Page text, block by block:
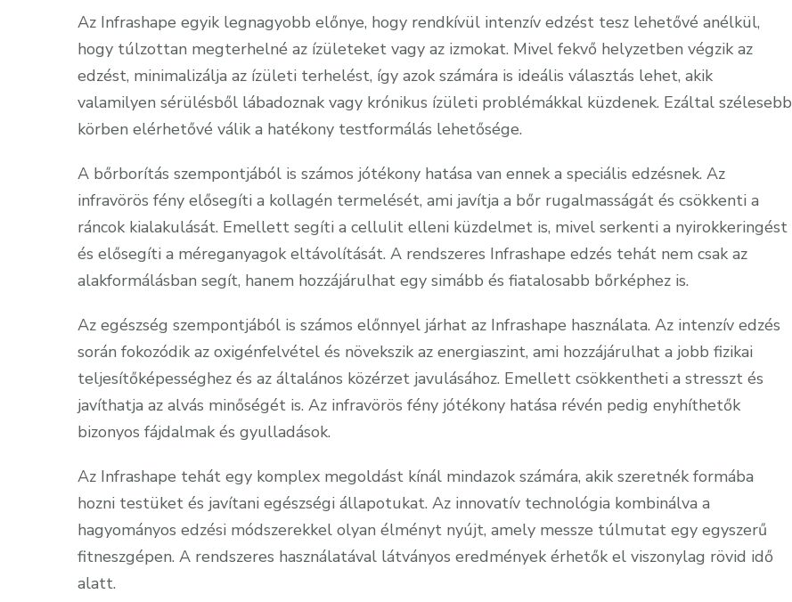
Az Infrashape egyik legnagyobb előnye, hogy rendkívül intenzív edzést tesz lehetővé anélkül,
hogy túlzottan megterhelné az ízületeket vagy az izmokat. Mivel fekvő helyzetben végzik az
edzést, minimalizálja az ízületi terhelést, így azok számára is ideális választás lehet, akik
valamilyen sérülésből lábadoznak vagy krónikus ízületi problémákkal küzdenek. Ezáltal szélesebb
körben elérhetővé válik a hatékony testformálás lehetősége.
A bőrborítás szempontjából is számos jótékony hatása van ennek a speciális edzésnek. Az
infravörös fény elősegíti a kollagén termelését, ami javítja a bőr rugalmasságát és csökkenti a
ráncok kialakulását. Emellett segíti a cellulit elleni küzdelmet is, mivel serkenti a nyirokkeringést
és elősegíti a méreganyagok eltávolítását. A rendszeres Infrashape edzés tehát nem csak az
alakformálásban segít, hanem hozzájárulhat egy simább és fiatalosabb bőrképhez is.
Az egészség szempontjából is számos előnnyel járhat az Infrashape használata. Az intenzív edzés
során fokozódik az oxigénfelvétel és növekszik az energiaszint, ami hozzájárulhat a jobb fizikai
teljesítőképességhez és az általános közérzet javulásához. Emellett csökkentheti a stresszt és
javíthatja az alvás minőségét is. Az infravörös fény jótékony hatása révén pedig enyhíthetők
bizonyos fájdalmak és gyulladások.
Az Infrashape tehát egy komplex megoldást kínál mindazok számára, akik szeretnék formába
hozni testüket és javítani egészségi állapotukat. Az innovatív technológia kombinálva a
hagyományos edzési módszerekkel olyan élményt nyújt, amely messze túlmutat egy egyszerű
fitneszgépen. A rendszeres használatával látványos eredmények érhetők el viszonylag rövid idő
alatt.